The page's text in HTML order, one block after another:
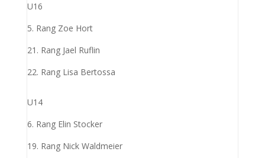
U16
5. Rang Zoe Hort
21. Rang Jael Ruflin
22. Rang Lisa Bertossa
U14
6. Rang Elin Stocker
19. Rang Nick Waldmeier